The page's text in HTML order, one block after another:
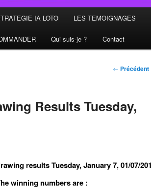
IA LOTO LES TEMOIGNAGES
Qui suis-je ? Contact
Navigation
← Précédent
Results Tuesday,
results Tuesday, January 7, 01/07/
winning numbers are :